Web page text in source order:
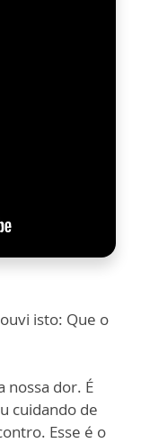
isto: Que o
nossa dor. É
cuidando de
Esse é o